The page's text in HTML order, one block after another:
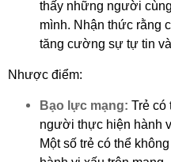
thấy những người
mình. Nhận thức rằng
tăng cường sự tự tin
Nhược điểm:
Bạo lực mạng: Trẻ có
người thực hiện hành
Một số trẻ có thể